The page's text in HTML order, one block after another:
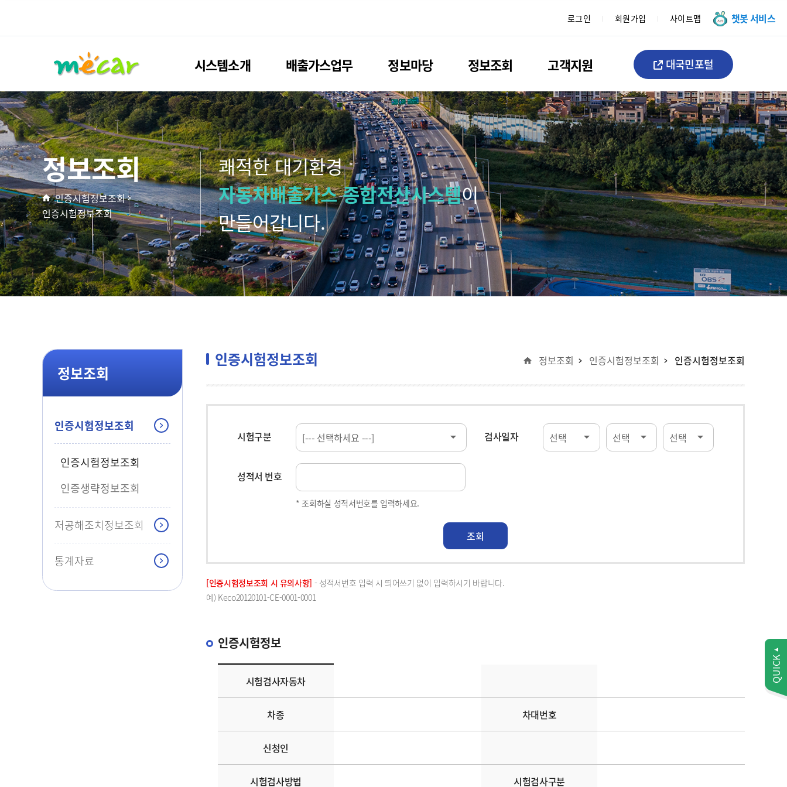
로그인 회원가입 사이트맵 챗봇 서비스
시스템소개 배출가스업무 정보마당 정보조회 고객지원 대국민포털
정보조회
인증시험정보조회
인증시험정보조회
쾌적한 대기환경
자동차배출가스 종합전산시스템이
만들어갑니다.
정보조회
인증시험정보조회
인증시험정보조회
인증생략정보조회
저공해조치정보조회
통계자료
인증시험정보조회 정보조회 인증시험정보조회 인증시험정보조회
시험구분 검사일자
성적서 번호
* 조회하실 성적서번호를 입력하세요.
조회
[인증시험정보조회 시 유의사항] - 성적서번호 입력 시 띄어쓰기 없이 입력하시기 바랍니다.
예) Keco20120101-CE-0001-0001
인증시험정보
시험검사자동차
차종 차대번호
신청인
시험검사방법 시험검사구분
QUICK